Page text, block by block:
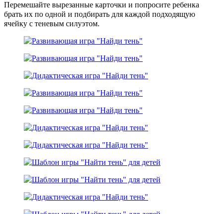
Перемешайте вырезанные карточки и попросите ребенка
брать их по одной и подбирать для каждой подходящую
ячейку с теневым силуэтом.